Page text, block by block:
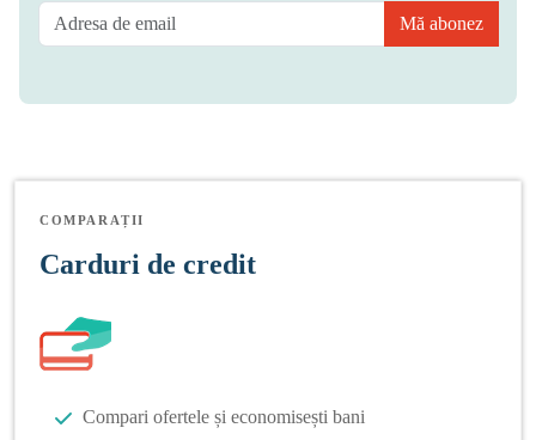
Mă abonez
COMPARAȚII
Carduri de credit
Compari ofertele și economisești bani